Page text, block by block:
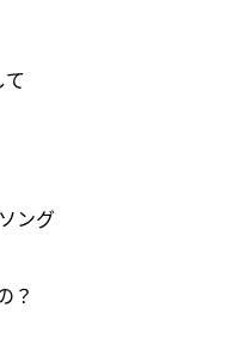
て
ング
？